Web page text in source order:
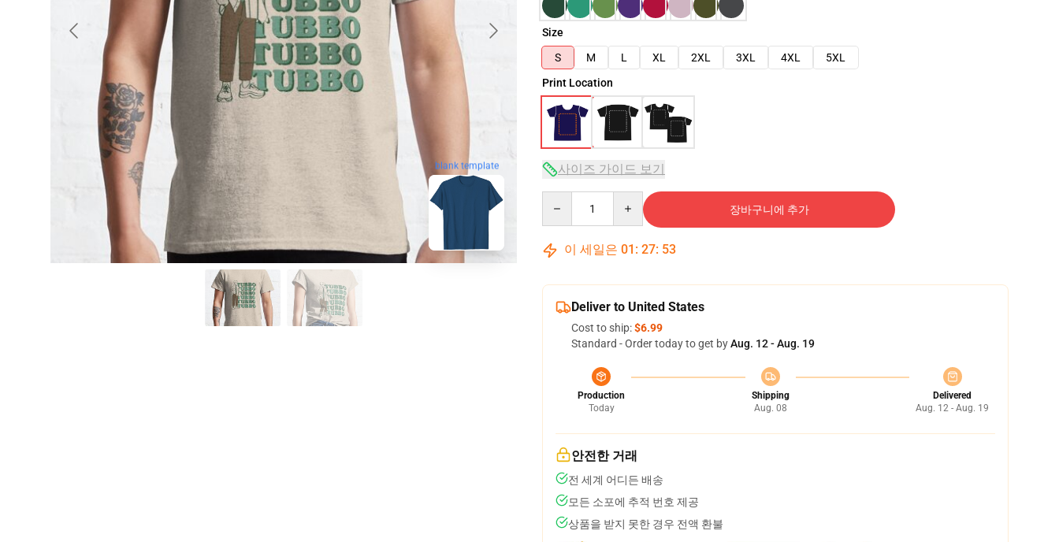
blank template
Size
S
M L XL 2XL 3XL 4XL
5XL
Print Location
사이즈 가이드 보기
장바구니에 추가
이 세일은 01 : 27: 52
Deliver to United States
Cost to ship:$6.99
Standard - Order today to get byAug. 12 - Aug. 19
Production
Today
Shipping
Aug. 08
Delivered
Aug. 12 - Aug. 19
안전한 거래
전 세계 어디든 배송
모든 소포에 추적 번호 제공
상품을 받지 못한 경우 전액 환불